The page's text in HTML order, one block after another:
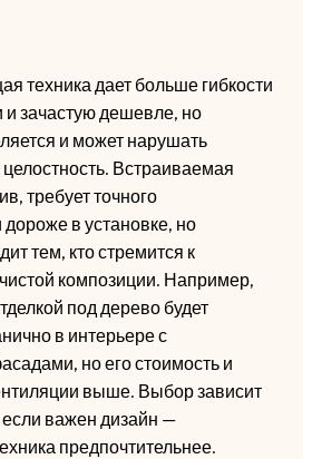
техника дает больше гибкости
зачастую дешевле, но
и может нарушать
Встраиваемая
требует точного
в установке, но
тем, кто стремится к
композиции. Например,
под дерево будет
в интерьере с
но его стоимость и
выше. Выбор зависит
если важен дизайн —
предпочтительнее.